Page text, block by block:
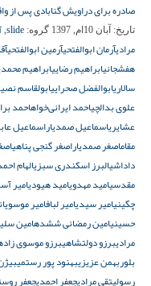
صادره برای دراویش گنابادی پس از
تاریخ: آبان 10ام, 1397 گروه: slide
,
مرادیآرمان ابوالفتحیآرمین ابوالفتحی
هفشجانیابراهیم رضاییابراهیم
سالاریابوالفضل صحراییابولقاسم
علوی بدالچیاحمد ایرانی‌خواهاحمد
عشایریاسماعیل صمدیاراسماعیل
مقاماصغر صمدیاراصغر گنجی پناهی
داداشیالبرز اسکندری سبزیالهام
مقدسیامید مهدویامید هیودیامیر
چگینیامیر سیدیامیر لبافامیر موسویان
حسینیامین رمضانی ششدهامین
مرادیبرزو دولتشاهیبرزو موسوی
بلوربهمن عزیزیبهنود پور رستمی
رسولیتقی مرادیجعفر احمدیجعفر